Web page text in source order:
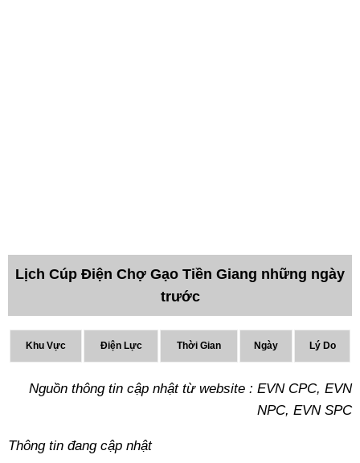
Lịch Cúp Điện Chợ Gạo Tiền Giang những ngày
trước
Khu Vực Điện Lực Thời Gian Ngày Lý Do
Nguồn thông tin cập nhật từ website : EVN CPC, EVN
NPC, EVN SPC
Thông tin đang cập nhật